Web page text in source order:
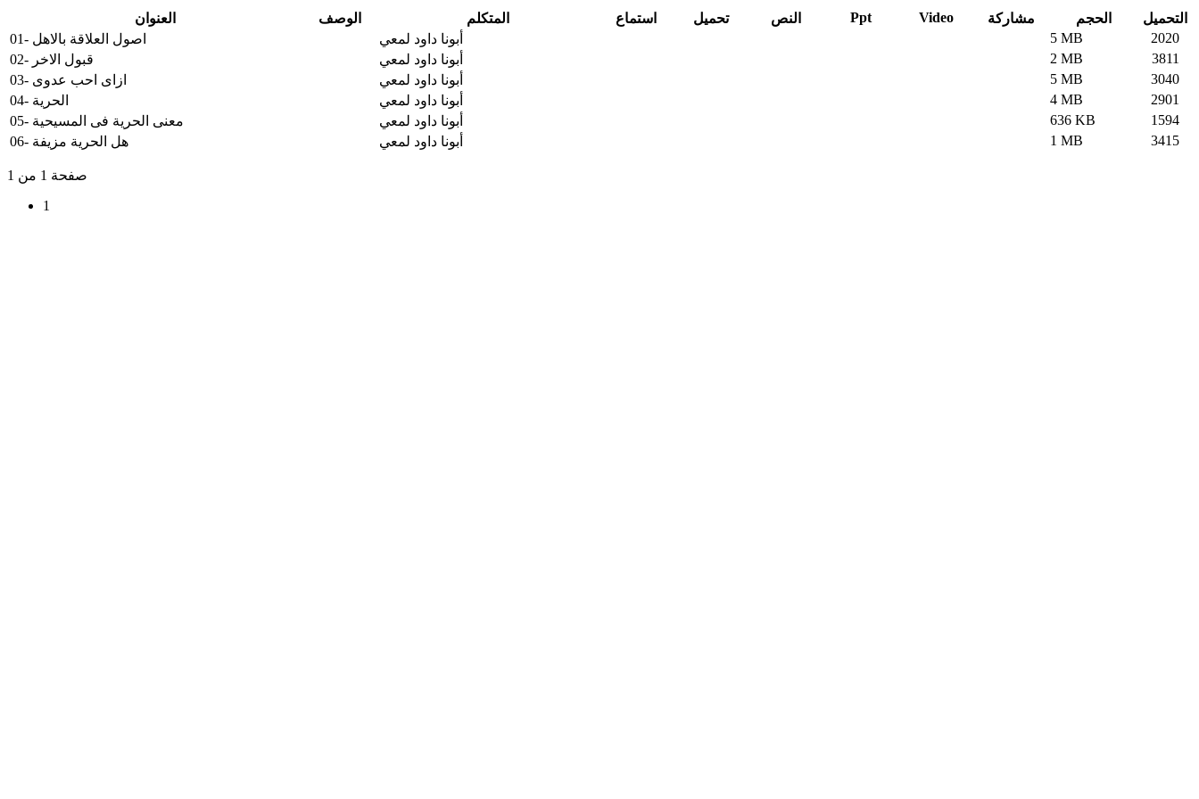
العنوان الوصف المتكلم استماع تحميل النص Ppt Video مشاركة الحجم
التحميل
01- اصول العلاقة بالاهل
أبونا داود لمعي 5 MB
2020
02- قبول الاخر
أبونا داود لمعي 2 MB
3811
03- ازاى احب عدوى
أبونا داود لمعي 5 MB
3040
04- الحرية
أبونا داود لمعي 4 MB
2901
05- معنى الحرية فى المسيحية
أبونا داود لمعي 636 KB
1594
06- هل الحرية مزيفة
أبونا داود لمعي 1 MB 3415
صفحة 1 من 1
1